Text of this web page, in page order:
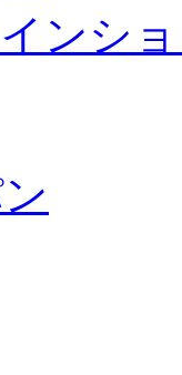
ンシ